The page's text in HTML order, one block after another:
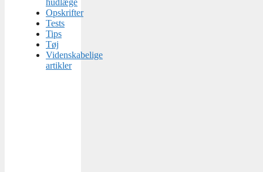
Opskrifter
Tests
Tips
Tøj
Videnskabelige
artikler